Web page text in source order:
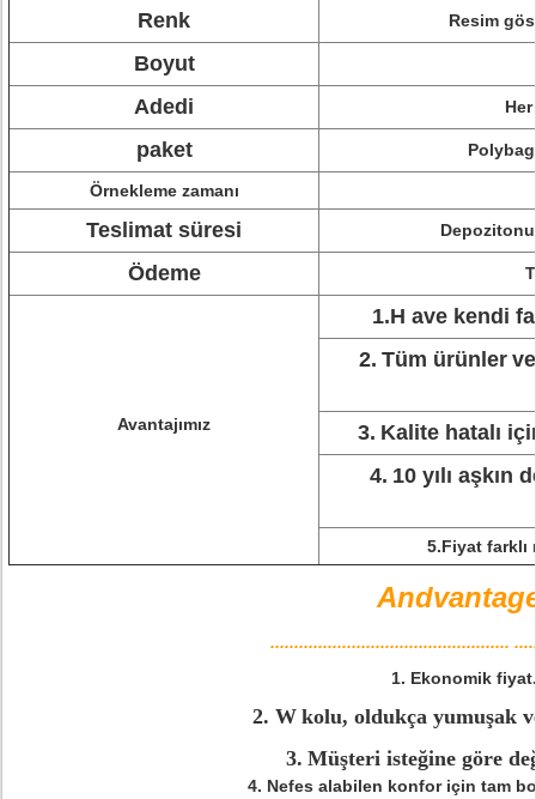
Renk
Resim
Boyut
Adedi
paket
Örnekleme zamanı
Teslimat süresi
Ödeme
Avantajımız
1.H ave kendi
2. Tüm ürünler
3. Kalite hatalı
4. 10 yılı
5.Fiyat farklı
..................................................
1. Ekonomik fiyat.
2. W kolu, oldukça yumuşak
3. Müşteri isteğine göre
4. Nefes alabilen konfor için tam